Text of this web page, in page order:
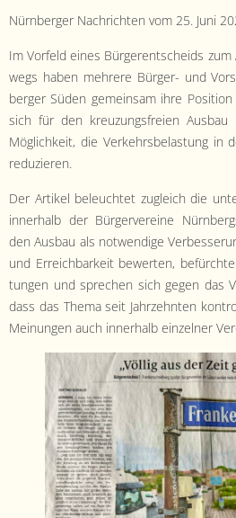
Nürn­berg­er Nachricht­en vom 25. Juni
Im Vor­feld eines Bürg­er­entschei­ds
wegs haben mehrere Bürg­er- und
berg­er Süden gemein­sam ihre
sich für den kreuzungs­freien
Möglichkeit, die Verkehrs­be­las­tung in
reduzieren.
Der Artikel beleuchtet zugle­ich die
inner­halb der Bürg­ervere­ine
den Aus­bau als notwendi­ge
und Erre­ich­barkeit bew­erten,
tun­gen und sprechen sich gegen das
dass das The­ma seit Jahrzehn­ten
Mei­n­un­gen auch inner­halb einzel­ner